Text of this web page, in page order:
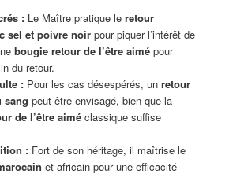
:Le Maître pratique le retour
sel et poivre noirpour piquer l’intérêt de
bougie retour de l’être aimépour
du retour.
:Pour les cas désespérés, un retour
sang peut être envisagé, bien que la
de l’être aiméclassique suffise
:Fort de son héritage, il maîtrise le
et africain pour une efficacité